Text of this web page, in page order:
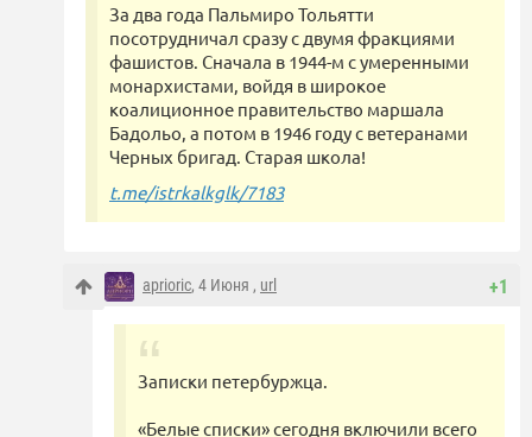
За два года Пальмиро Тольятти
посотрудничал сразу с двумя фракциями
фашистов. Сначала в 1944-м с умеренными
монархистами, войдя в широкое
коалиционное правительство маршала
Бадольо, а потом в 1946 году с ветеранами
Черных бригад. Старая школа!
t.me/istrkalkglk/7183
+1
aprioric, 4 Июня , url
Записки петербуржца.
«Белые списки» сегодня включили всего